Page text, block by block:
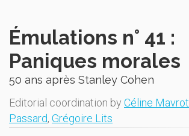
Émulations n° 41 :
Paniques morales
50 ans après Stanley Cohen
Editorial coordination by Céline Mavrot
Passard, Grégoire Lits